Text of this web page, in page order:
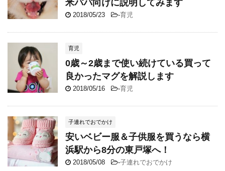
米パパ向けに説明してみます
2018/05/23 -育児
育児
0歳～2歳まで使い続けている買って
良かったマグを解説します
2018/05/16 -育児
子連れでおでかけ
安いベビー服＆子供服を買うなら横
浜駅から8分の東戸塚へ！
2018/05/08 -子連れでおでかけ